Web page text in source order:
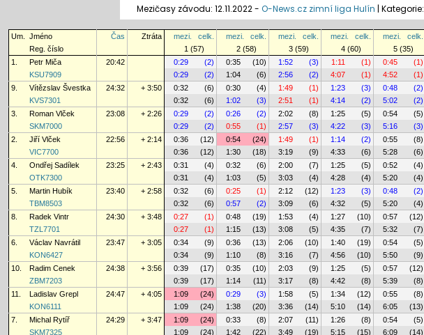
Mezičasy závodu: 12.11.2022 - O-News.cz zimní liga Hulín | Kategorie:
Um. Jméno Čas Ztráta mezi. celk. mezi. celk. mezi. celk. mezi. celk. mezi. celk.
Reg. číslo
1 (57) 2 (58) 3 (59) 4 (60) 5 (35)
1.
Petr Miča 20:42 0:29 (2) 0:35 (10) 1:52 (3) 1:11 (1) 0:45 (1)
KSU7909
0:29 (2) 1:04 (6) 2:56 (2) 4:07 (1) 4:52 (1)
9.
Vítězslav Švestka 24:32 + 3:50 0:32 (6) 0:30 (4) 1:49 (1) 1:23 (3) 0:48 (2)
KVS7301
0:32 (6) 1:02 (3) 2:51 (1) 4:14 (2) 5:02 (2)
3.
Roman Vlček 23:08 + 2:26 0:29 (2) 0:26 (2) 2:02 (8) 1:25 (5) 0:54 (5)
SKM7000
0:29 (2) 0:55 (1) 2:57 (3) 4:22 (3) 5:16 (3)
2.
Jiří Vlček 22:56 + 2:14 0:36 (12) 0:54 (24) 1:49 (1) 1:14 (2) 0:55 (8)
VIC7700
0:36 (12) 1:30 (18) 3:19 (9) 4:33 (6) 5:28 (6)
4.
Ondřej Sadílek 23:25 + 2:43 0:31 (4) 0:32 (6) 2:00 (7) 1:25 (5) 0:52 (4)
OTK7300
0:31 (4) 1:03 (5) 3:03 (4) 4:28 (4) 5:20 (4)
5.
Martin Hubík 23:40 + 2:58 0:32 (6) 0:25 (1) 2:12 (12) 1:23 (3) 0:48 (2)
TBM8503
0:32 (6) 0:57 (2) 3:09 (6) 4:32 (5) 5:20 (4)
8.
Radek Vintr 24:30 + 3:48 0:27 (1) 0:48 (19) 1:53 (4) 1:27 (10) 0:57 (12)
TZL7701
0:27 (1) 1:15 (13) 3:08 (5) 4:35 (7) 5:32 (7)
6.
Václav Navrátil 23:47 + 3:05 0:34 (9) 0:36 (13) 2:06 (10) 1:40 (19) 0:54 (5)
KON6427
0:34 (9) 1:10 (8) 3:16 (7) 4:56 (10) 5:50 (9)
10.
Radim Cenek 24:38 + 3:56 0:39 (17) 0:35 (10) 2:03 (9) 1:25 (5) 0:57 (12)
ZBM7203
0:39 (17) 1:14 (11) 3:17 (8) 4:42 (8) 5:39 (8)
11.
Ladislav Grepl 24:47 + 4:05 1:09 (24) 0:29 (3) 1:58 (5) 1:34 (12) 0:55 (8)
KON6111
1:09 (24) 1:38 (20) 3:36 (14) 5:10 (14) 6:05 (13)
7.
Michal Rytíř 24:29 + 3:47 1:09 (24) 0:33 (8) 2:07 (11) 1:26 (8) 0:54 (5)
SKM7325
1:09 (24) 1:42 (22) 3:49 (19) 5:15 (15) 6:09 (14)